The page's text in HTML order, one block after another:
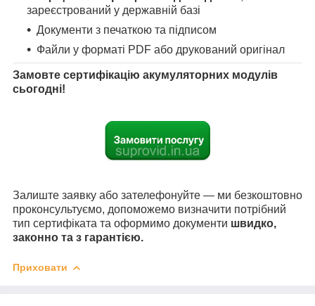
зареєстрований у державній базі
Документи з печаткою та підписом
Файли у форматі PDF або друкований оригінал
Замовте сертифікацію акумуляторних модулів
сьогодні!
Залиште заявку або зателефонуйте — ми безкоштовно
проконсультуємо, допоможемо визначити потрібний
тип сертифіката та оформимо документи швидко,
законно та з гарантією.
Приховати